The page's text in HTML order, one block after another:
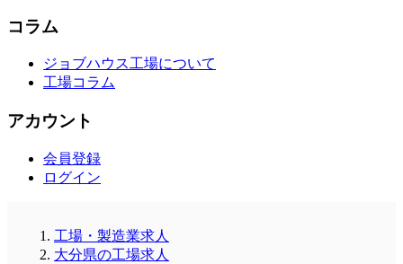
コラム
ジョブハウス工場について
工場コラム
アカウント
会員登録
ログイン
工場・製造業求人
大分県の工場求人